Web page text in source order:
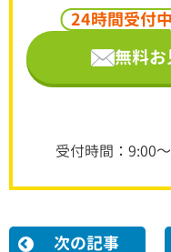
24時間受付
無料
受付時間：9:00
次の記事